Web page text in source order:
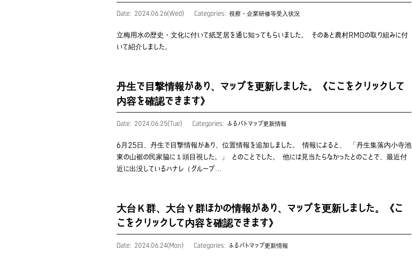
Date: 2024.06.26(Wed) Categories: 視察・企業研修等受入状況
立梅用水の歴史・文化に付いて紙芝居を通じ知ってもらいました。 そのあと農村RMOの取り組みに付
いて紹介しました。
丹生で目撃情報があり、マップを更新しました。《ここをクリックして
内容を確認できます》
Date: 2024.06.25(Tue) Categories: ふるパトマップ更新情報
6月25日、丹生で目撃情報があり、位置情報を追加しました。 情報によると、 「丹生集落内小寺池
東の山裾の民家脇に１頭目視した。」 とのことでした。 他には見当たらなかったとのことで、最近付
近に出没しているハナレ（グループ…
大台Ｋ群、大台Ｙ群ほかの情報があり、マップを更新しました。《こ
こをクリックして内容を確認できます》
Date: 2024.06.24(Mon) Categories: ふるパトマップ更新情報